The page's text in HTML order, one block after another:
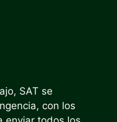
SAT se
con los